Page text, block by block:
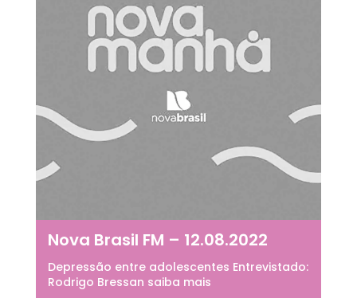
Nova Brasil FM – 12.08.2022
Depressão entre adolescentes Entrevistado:
Rodrigo Bressan saiba mais